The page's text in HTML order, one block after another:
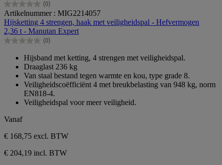
(0)
0.0
van
de
5
sterren.
Artikelnummer : MIG2214057
Hijsketting 4 strengen, haak met veiligheidspal - Hefvermogen
2,36 t - Manutan Expert
(0)
0.0
sterren.
Hijsband met ketting, 4 strengen met veiligheidspal.
Draaglast 236 kg
Van staal bestand tegen warmte en kou, type grade 8.
Veiligheidscoëfficiënt 4 met breukbelasting van 948 kg, norm
EN818-4.
Veiligheidspal voor meer veiligheid.
Vanaf
€ 168,75 excl. BTW
€ 204,19 incl. BTW